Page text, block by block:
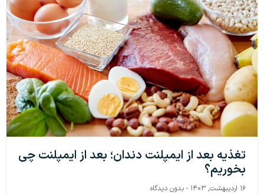
تغذیه بعد از ایمپلنت دندان؛ بعد از ایمپلنت چی
بخوریم؟
۱۶ اردیبهشت, ۱۴۰۳ بدون دیدگاه